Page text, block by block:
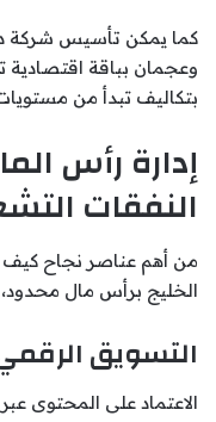
كما يمكن تأسيس شركة
وعجمان بباقة
بتكاليف تبدأ من
إدارة رأس
النفقات
من أهم عناصر نجاح
الخليج برأس مال محدود،
التسويق
الاعتماد على المحتوى